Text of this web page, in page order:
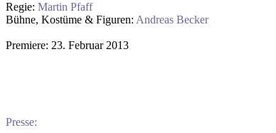
Regie: Martin Pfaff
Bühne, Kostüme & Figuren: Andreas Becker
Premiere: 23. Februar 2013
Presse: